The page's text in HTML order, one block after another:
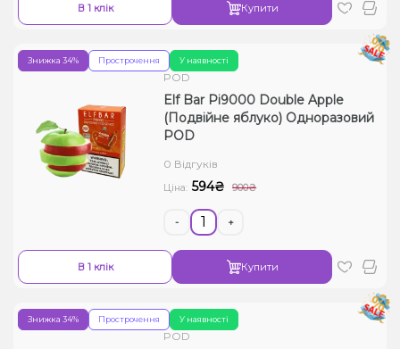
В 1 клік Купити
У наявності
Знижка 34% Прострочення
POD
Elf Bar Pi9000 Double Apple
(Подвійне яблуко) Одноразовий
POD
0 Відгуків
Ціна: 594₴ 900₴
- +
В 1 клік Купити
У наявності
Знижка 34% Прострочення
POD